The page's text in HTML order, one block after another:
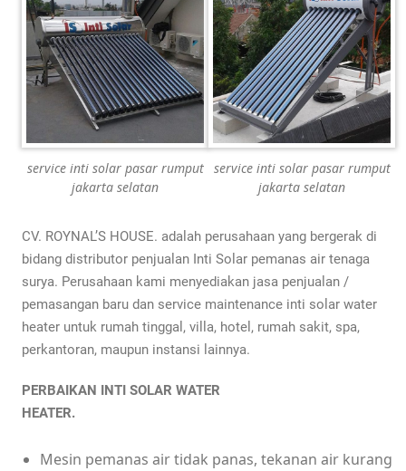
service inti solar pasar rumput
jakarta selatan
service inti solar pasar rumput
jakarta selatan
CV. ROYNAL’S HOUSE. adalah perusahaan yang bergerak di
bidang distributor penjualan Inti Solar pemanas air tenaga
surya. Perusahaan kami menyediakan jasa penjualan /
pemasangan baru dan service maintenance inti solar water
heater untuk rumah tinggal, villa, hotel, rumah sakit, spa,
perkantoran, maupun instansi lainnya.
PERBAIKAN INTI SOLAR WATER
HEATER.
Mesin pemanas air tidak panas, tekanan air kurang